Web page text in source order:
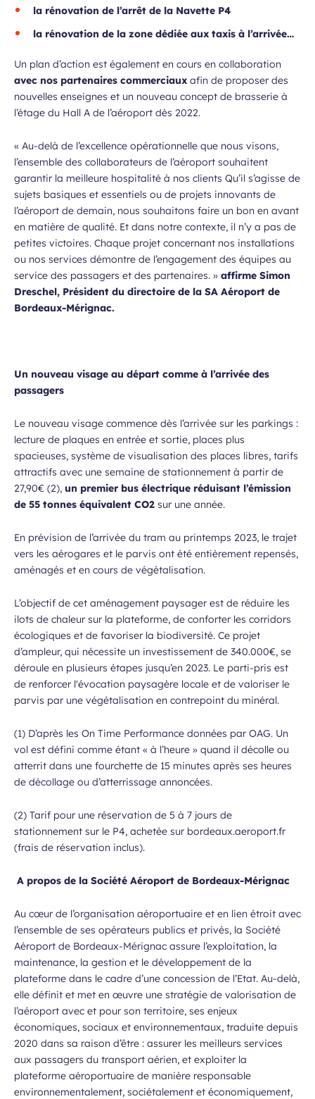
la rénovation de l’arrêt de la Navette P4
la rénovation de la zone dédiée aux taxis à l’arrivée…
Un plan d’action est également en cours en collaboration
avec nos partenaires commerciaux afin de proposer des
nouvelles enseignes et un nouveau concept de brasserie à
l’étage du Hall A de l’aéroport dès 2022.
« Au-delà de l’excellence opérationnelle que nous visons,
l’ensemble des collaborateurs de l’aéroport souhaitent
garantir la meilleure hospitalité à nos clients Qu’il s’agisse de
sujets basiques et essentiels ou de projets innovants de
l’aéroport de demain, nous souhaitons faire un bon en avant
en matière de qualité. Et dans notre contexte, il n’y a pas de
petites victoires. Chaque projet concernant nos installations
ou nos services démontre de l’engagement des équipes au
service des passagers et des partenaires. » affirme Simon
Dreschel, Président du directoire de la SA Aéroport de
Bordeaux-Mérignac.
Un nouveau visage au départ comme à l’arrivée des
passagers
Le nouveau visage commence dès l’arrivée sur les parkings :
lecture de plaques en entrée et sortie, places plus
spacieuses, système de visualisation des places libres, tarifs
attractifs avec une semaine de stationnement à partir de
27,90€ (2), un premier bus électrique réduisant l’émission
de 55 tonnes équivalent CO2 sur une année.
En prévision de l’arrivée du tram au printemps 2023, le trajet
vers les aérogares et le parvis ont été entièrement repensés,
aménagés et en cours de végétalisation.
L’objectif de cet aménagement paysager est de réduire les
ilots de chaleur sur la plateforme, de conforter les corridors
écologiques et de favoriser la biodiversité. Ce projet
d’ampleur, qui nécessite un investissement de 340.000€, se
déroule en plusieurs étapes jusqu’en 2023. Le parti-pris est
de renforcer l'évocation paysagère locale et de valoriser le
parvis par une végétalisation en contrepoint du minéral.
(1) D’après les On Time Performance données par OAG. Un
vol est défini comme étant « à l’heure » quand il décolle ou
atterrit dans une fourchette de 15 minutes après ses heures
de décollage ou d’atterrissage annoncées.
(2) Tarif pour une réservation de 5 à 7 jours de
stationnement sur le P4, achetée sur bordeaux.aeroport.fr
(frais de réservation inclus).
A propos de la Société Aéroport de Bordeaux-Mérignac
Au cœur de l’organisation aéroportuaire et en lien étroit avec
l’ensemble de ses opérateurs publics et privés, la Société
Aéroport de Bordeaux-Mérignac assure l’exploitation, la
maintenance, la gestion et le développement de la
plateforme dans le cadre d’une concession de l’Etat. Au-delà,
elle définit et met en œuvre une stratégie de valorisation de
l’aéroport avec et pour son territoire, ses enjeux
économiques, sociaux et environnementaux, traduite depuis
2020 dans sa raison d’être : assurer les meilleurs services
aux passagers du transport aérien, et exploiter la
plateforme aéroportuaire de manière responsable
environnementalement, sociétalement et économiquement,